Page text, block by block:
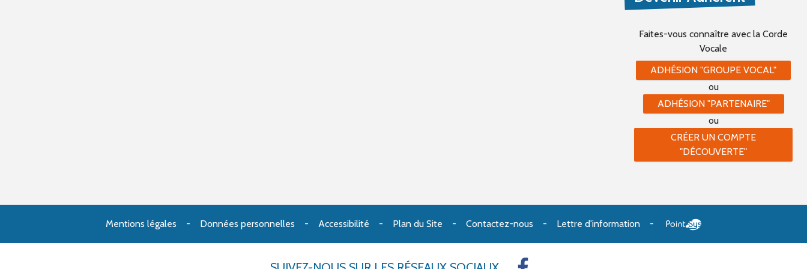
Faites-vous connaître avec la Corde
Vocale
ADHÉSION "GROUPE VOCAL"
ou
ADHÉSION "PARTENAIRE"
ou
CRÉER UN COMPTE
"DÉCOUVERTE"
Mentions légales Données personnelles Accessibilité Plan du Site Contactez-nous Lettre d'information